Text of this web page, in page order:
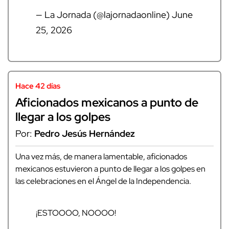
— La Jornada (@lajornadaonline) June
25, 2026
Hace 42 días
Aficionados mexicanos a punto de
llegar a los golpes
Por: Pedro Jesús Hernández
Una vez más, de manera lamentable, aficionados
mexicanos estuvieron a punto de llegar a los golpes en
las celebraciones en el Ángel de la Independencia.
¡ESTOOOO, NOOOO!